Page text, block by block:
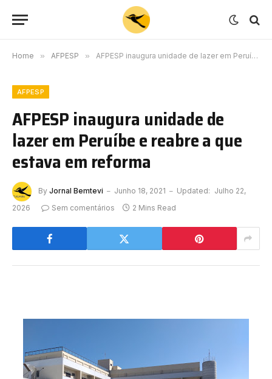
Home » AFPESP » AFPESP inaugura unidade de lazer em Peruíbe e reabre a que estava em reforma
AFPESP
AFPESP inaugura unidade de
lazer em Peruíbe e reabre a que
estava em reforma
By Jornal Bemtevi Junho 18, 2021 Updated: Julho 22,
2026
Sem comentários 2 Mins Read